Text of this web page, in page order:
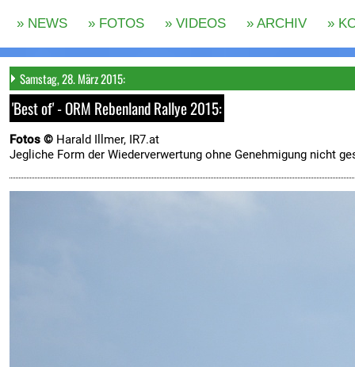
Samstag, 28. März 2015:
'Best of' - ORM Rebenland Rallye 2015:
Fotos © Harald Illmer, IR7.at
Jegliche Form der Wiederverwertung ohne Genehmigung nicht